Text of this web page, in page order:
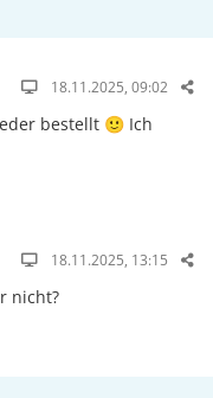
18.11.2025, 09:02
bestellt 🙂 Ich
18.11.2025, 13:15
nicht?